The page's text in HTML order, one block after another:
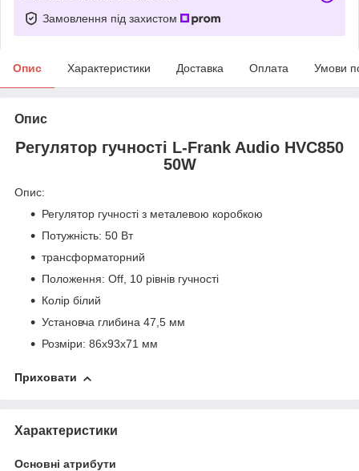
Замовлення під захистом
Опис Характеристики Доставка Оплата Умови
Опис
Регулятор гучності L-Frank Audio HVC850
50W
Опис:
Регулятор гучності з металевою коробкою
Потужність: 50 Вт
трансформаторний
Положення: Off, 10 рівнів гучності
Колір білий
Установча глибина 47,5 мм
Розміри: 86x93х71 мм
Приховати
Характеристики
Основні атрибути